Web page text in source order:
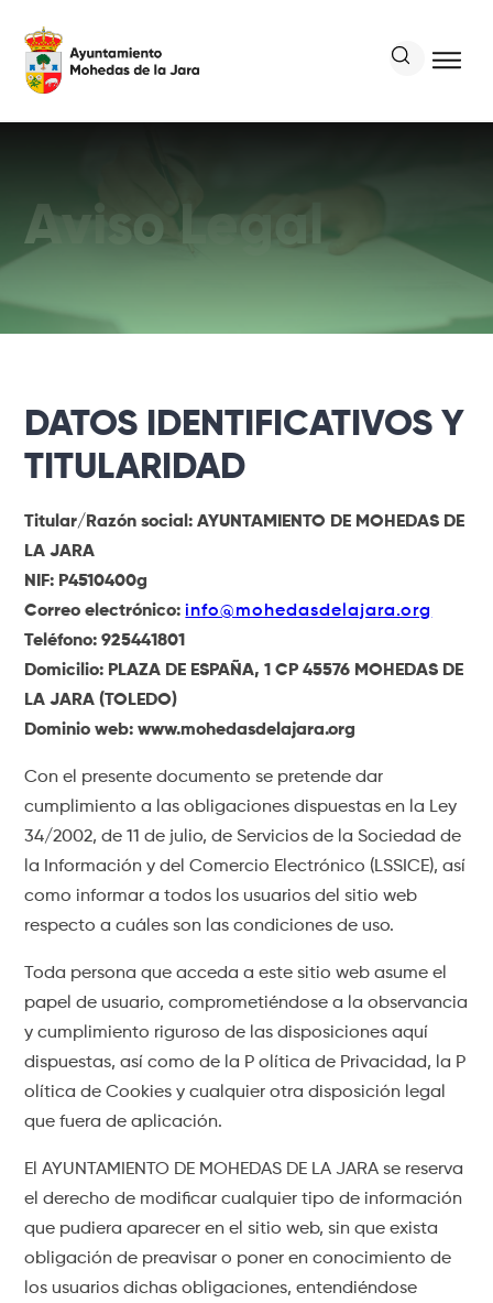
Aviso Legal
DATOS IDENTIFICATIVOS Y
TITULARIDAD
Titular/Razón social: AYUNTAMIENTO DE MOHEDAS DE
LA JARA
NIF: P4510400g
Correo electrónico: info@mohedasdelajara.org
Teléfono: 925441801
Domicilio: PLAZA DE ESPAÑA, 1 CP 45576 MOHEDAS DE
LA JARA (TOLEDO)
Dominio web: www.mohedasdelajara.org
Con el presente documento se pretende dar
cumplimiento a las obligaciones dispuestas en la Ley
34/2002, de 11 de julio, de Servicios de la Sociedad de
la Información y del Comercio Electrónico (LSSICE), así
como informar a todos los usuarios del sitio web
respecto a cuáles son las condiciones de uso.
Toda persona que acceda a este sitio web asume el
papel de usuario, comprometiéndose a la observancia
y cumplimiento riguroso de las disposiciones aquí
dispuestas, así como de la P olítica de Privacidad, la P
olítica de Cookies y cualquier otra disposición legal
que fuera de aplicación.
El AYUNTAMIENTO DE MOHEDAS DE LA JARA se reserva
el derecho de modificar cualquier tipo de información
que pudiera aparecer en el sitio web, sin que exista
obligación de preavisar o poner en conocimiento de
los usuarios dichas obligaciones, entendiéndose